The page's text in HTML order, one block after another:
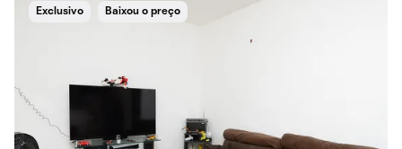
Exclusivo Baixou o preço